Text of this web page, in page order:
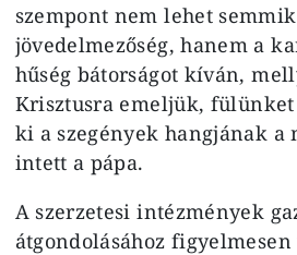
szempont nem lehet
jövedelmezőség, hanem a
hűség bátorságot kíván,
Krisztusra emeljük, fülünket
ki a szegények hangjának a
intett a pápa.
A szerzetesi intézmények
átgondolásához